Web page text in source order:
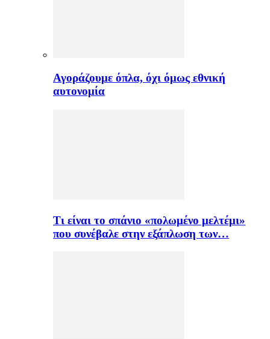
Αγοράζουμε όπλα, όχι όμως εθνική
αυτονομία
Τι είναι το σπάνιο «πολωμένο μελτέμι»
που συνέβαλε στην εξάπλωση των…